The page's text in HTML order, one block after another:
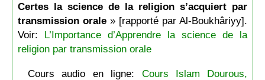
Certes la science de la religion s’acquiert par
transmission orale» [rapporté par Al-Boukhâriyy].
Voir: L’Importance d’Apprendre la science de la
religion par transmission orale
Cours audio en ligne: Cours Islam Dourous,